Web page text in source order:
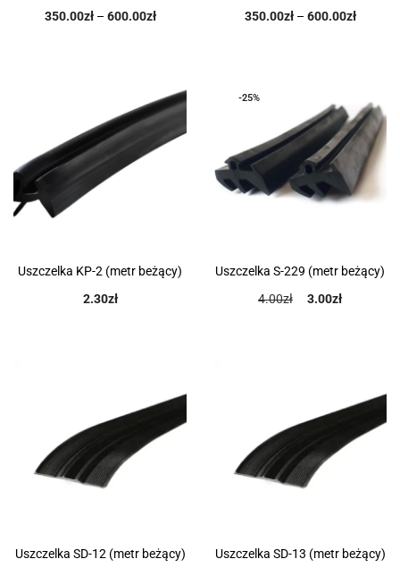
350.00zł – 600.00zł
350.00zł – 600.00zł
Uszczelka KP-2 (metr beżący)
2.30zł
-25%
Uszczelka S-229 (metr beżący)
4.00zł 3.00zł
Uszczelka SD-12 (metr beżący)
Uszczelka SD-13 (metr beżący)